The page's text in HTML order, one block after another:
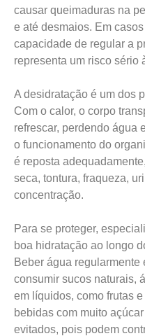
causar queimaduras na
e até desmaios. Em
capacidade de regular a
representa um risco sério
A desidratação é um dos
Com o calor, o corpo
refrescar, perdendo água
o funcionamento do
é reposta
seca, tontura, fraqueza,
concentração.
Para se proteger,
boa hidratação ao longo
Beber água
consumir sucos naturais,
em líquidos, como frutas
bebidas com muito
evitados, pois podem